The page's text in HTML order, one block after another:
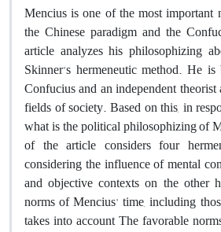
Mencius is one of the most important
the Chinese paradigm and the
article analyzes his philosophizing
Skinner's hermeneutic method. He
Confucius and an independent
fields of society. Based on this, in
what is the political philosophizing of
of the article considers four
considering the influence of mental
and objective contexts on the other
norms of Mencius' time, including
takes into account The favorable